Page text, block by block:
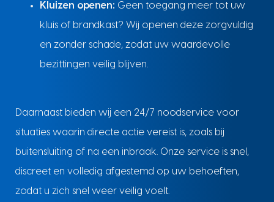
Kluizen openen: Geen toegang meer tot uw
kluis of brandkast? Wij openen deze zorgvuldig
en zonder schade, zodat uw waardevolle
bezittingen veilig blijven.
Daarnaast bieden wij een 24/7 noodservice voor
situaties waarin directe actie vereist is, zoals bij
buitensluiting of na een inbraak. Onze service is snel,
discreet en volledig afgestemd op uw behoeften,
zodat u zich snel weer veilig voelt.